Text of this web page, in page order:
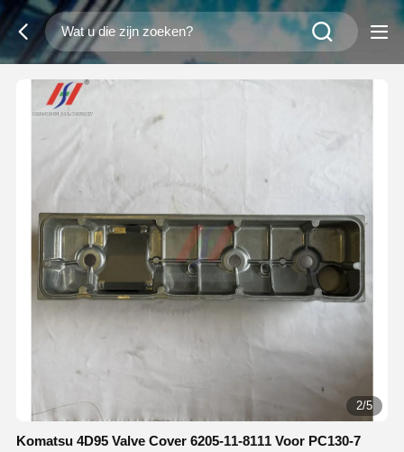
2/5
Komatsu 4D95 Valve Cover 6205-11-8111 Voor PC130-7